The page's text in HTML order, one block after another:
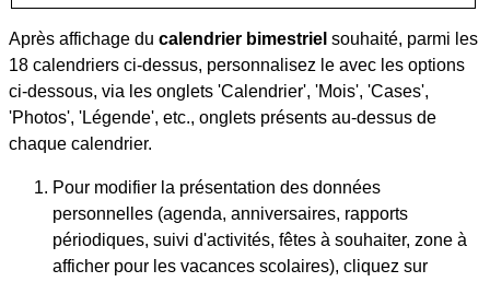
Après affichage du calendrier bimestriel souhaité, parmi les
18 calendriers ci-dessus, personnalisez le avec les options
ci-dessous, via les onglets 'Calendrier', 'Mois', 'Cases',
'Photos', 'Légende', etc., onglets présents au-dessus de
chaque calendrier.
Pour modifier la présentation des données
personnelles (agenda, anniversaires, rapports
périodiques, suivi d'activités, fêtes à souhaiter, zone à
afficher pour les vacances scolaires), cliquez sur